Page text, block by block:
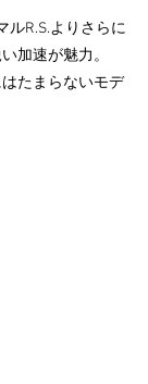
ルR.S.よりさらに
加速が魅力。
たまらないモデ